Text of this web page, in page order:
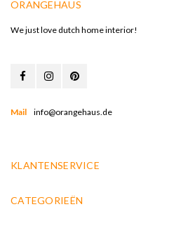
ORANGEHAUS
We just love dutch home interior!
Mail info@orangehaus.de
KLANTENSERVICE
CATEGORIEËN